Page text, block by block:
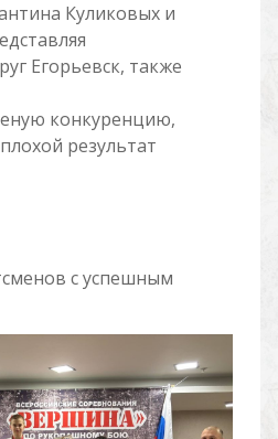
Куликовых и
Егорьевск, также
конкуренцию,
результат
с успешным